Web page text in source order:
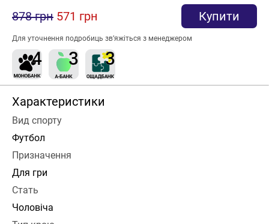
878 грн 571 грн Купити
Для уточнення подробиць зв’яжіться з менеджером
Характеристики
Вид спорту
Футбол
Призначення
Для гри
Стать
Чоловіча